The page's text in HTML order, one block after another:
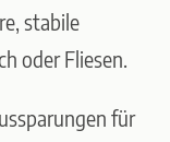
stabile
oder Fliesen.
für